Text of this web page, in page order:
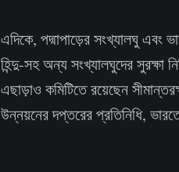
এদিকে, পদ্মাপাড়ের সংখ্যালঘু এবং
হিন্দু-সহ অন্য সংখ্যালঘুদের সুরক্ষা
এছাড়াও কমিটিতে রয়েছেন
উন্নয়নের দপ্তরের প্রতিনিধি,